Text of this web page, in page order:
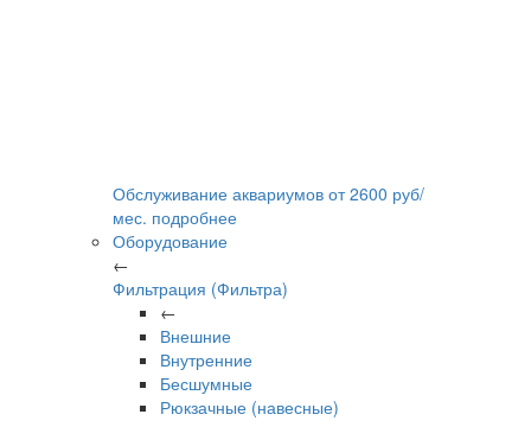
Обслуживание аквариумов от2600 руб/
мес. подробнее
Оборудование
←
Фильтрация (Фильтра)
←
Внешние
Внутренние
Бесшумные
Рюкзачные (навесные)